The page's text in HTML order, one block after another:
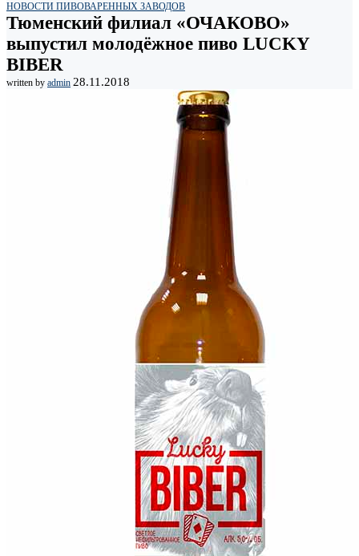
НОВОСТИ ПИВОВАРЕННЫХ ЗАВОДОВ
Тюменский филиал «ОЧАКОВО»
выпустил молодёжное пиво LUCKY
BIBER
written by admin 28.11.2018